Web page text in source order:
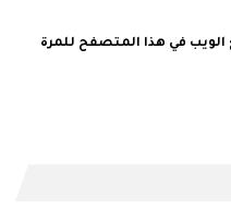
الويب في هذا المتصفح للمرة